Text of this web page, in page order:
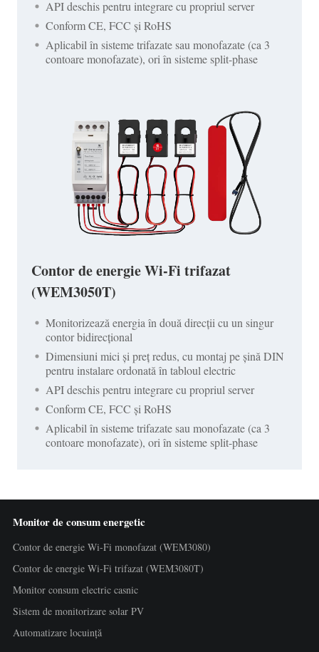
API deschis pentru integrare cu propriul server
Conform CE, FCC și RoHS
Aplicabil în sisteme trifazate sau monofazate (ca 3
contoare monofazate), ori în sisteme split-phase
Contor de energie Wi-Fi trifazat
(WEM3050T)
Monitorizează energia în două direcții cu un singur
contor bidirecțional
Dimensiuni mici și preț redus, cu montaj pe șină DIN
pentru instalare ordonată în tabloul electric
API deschis pentru integrare cu propriul server
Conform CE, FCC și RoHS
Aplicabil în sisteme trifazate sau monofazate (ca 3
contoare monofazate), ori în sisteme split-phase
Monitor de consum energetic
Contor de energie Wi-Fi monofazat (WEM3080)
Contor de energie Wi-Fi trifazat (WEM3080T)
Monitor consum electric casnic
Sistem de monitorizare solar PV
Automatizare locuință